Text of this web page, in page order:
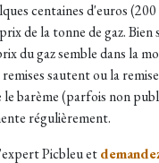
centaines d'euros
de la tonne de gaz. Bien
du gaz semble dans la
sautent ou la
le barème (parfois non
régulièrement.
Picbleu et